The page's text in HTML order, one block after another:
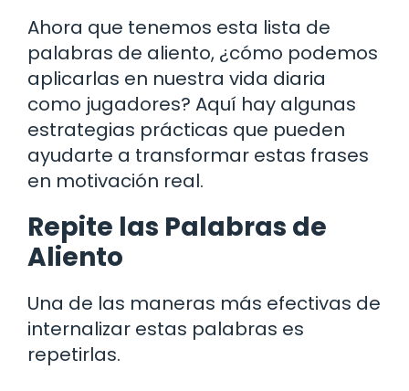
Ahora que tenemos esta lista de
palabras de aliento, ¿cómo podemos
aplicarlas en nuestra vida diaria
como jugadores? Aquí hay algunas
estrategias prácticas que pueden
ayudarte a transformar estas frases
en motivación real.
Repite las Palabras de
Aliento
Una de las maneras más efectivas de
internalizar estas palabras es
repetirlas.